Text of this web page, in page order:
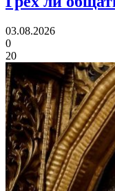
03.08.2026
0
20